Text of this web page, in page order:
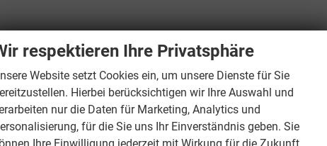
respektieren Ihre Privatsphäre
Website setzt Cookies ein, um unsere Dienste für Sie
Hierbei berücksichtigen wir Ihre Auswahl und
nur die Daten für Marketing, Analytics und
für die Sie uns Ihr Einverständnis geben. Sie
- Betriebsurlaub:
- Wir haben vom 10.08.2026 - 21.08.
geschlossen!